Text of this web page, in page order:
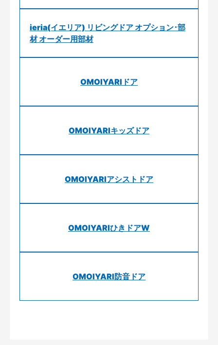
ieria(イエリア) リビングドア オプション･部
材 オーダー用部材
OMOIYARIドア
OMOIYARIキッズドア
OMOIYARIアシストドア
OMOIYARIひきドアW
OMOIYARI防音ドア